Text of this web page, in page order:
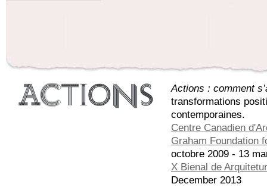
Actions : comment
transformations
contemporaines.
Centre Canadien
Graham Foundation
octobre 2009 - 13
X Bienal de
December 2013